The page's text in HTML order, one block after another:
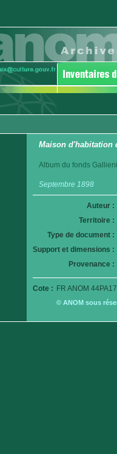
Maison d'habitation
Album du fonds
Septembre 1898
Auteur :
Territoire :
Type de document :
Support et dimensions :
Provenance :
Cote : FR ANOM
© ANOM sous